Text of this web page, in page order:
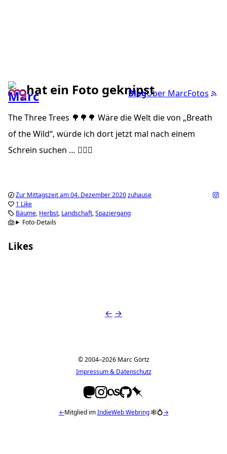
BlogÜber MarcFotos
hat ein Foto geknipst
The Three Trees 🌳🌳🌳 Wäre die Welt die von „Breath
of the Wild“, würde ich dort jetzt mal nach einem
Schrein suchen … 🕵🏻‍♂️
Zur Mittagszeit am 04. Dezember 2020zuhause
1 Like
Bäume Herbst Landschaft Spaziergang
Foto-Details
Likes
← →
© 2004–2026 Marc Görtz
Impressum & Datenschutz
←Mitglied imIndieWeb Webring🕸💍→